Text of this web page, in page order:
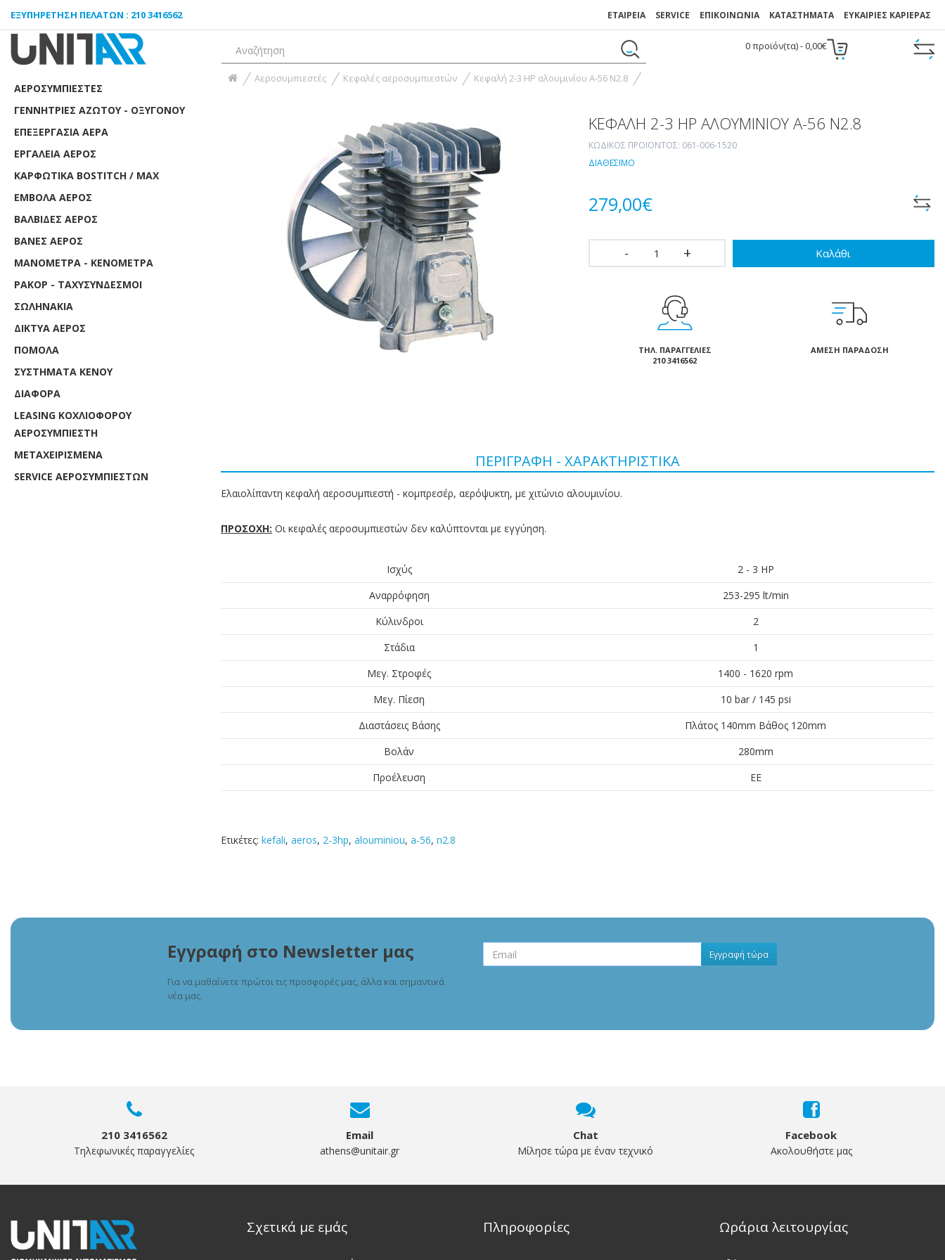
ΕΞΥΠΗΡΈΤΗΣΗ ΠΕΛΑΤΏΝ : 210 3416562 ΕΤΑΙΡΕΙΑ SERVICE ΕΠΙΚΟΙΝΩΝΙΑ ΚΑΤΑΣΤΉΜΑΤΑ ΕΥΚΑΙΡΙΕΣ ΚΑΡΙΕΡΑΣ
0 προϊόν(τα) - 0,00€
ΑΕΡΟΣΥΜΠΙΕΣΤΈΣ
ΓΕΝΝΉΤΡΙΕΣ ΑΖΏΤΟΥ - ΟΞΥΓΌΝΟΥ
ΕΠΕΞΕΡΓΑΣΊΑ ΑΈΡΑ
ΕΡΓΑΛΕΊΑ ΑΈΡΟΣ
ΚΑΡΦΩΤΙΚΆ BOSTITCH / MAX
ΈΜΒΟΛΑ ΑΈΡΟΣ
ΒΑΛΒΊΔΕΣ ΑΈΡΟΣ
ΒΆΝΕΣ ΑΈΡΟΣ
ΜΑΝΌΜΕΤΡΑ - ΚΕΝΌΜΕΤΡΑ
ΡΑΚΌΡ - ΤΑΧΥΣΎΝΔΕΣΜΟΙ
ΣΩΛΗΝΆΚΙΑ
ΔΊΚΤΥΑ ΑΈΡΟΣ
ΠΌΜΟΛΑ
ΣΥΣΤΉΜΑΤΑ ΚΕΝΟΎ
ΔΙΆΦΟΡΑ
LEASING ΚΟΧΛΙΟΦΟΡOY
ΑΕΡΟΣΥΜΠΙΕΣΤH
ΜΕΤΑΧΕΙΡΙΣΜΕΝΑ
SERVICE ΑΕΡΟΣΥΜΠΙΕΣΤΩΝ
Αεροσυμπιεστές Κεφαλές αεροσυμπιεστών Κεφαλή 2-3 ΗΡ αλουμινίου Α-56 N2.8
ΚΕΦΑΛΉ 2-3 ΗΡ ΑΛΟΥΜΙΝΊΟΥ Α-56 N2.8
ΚΩΔΙΚΌΣ ΠΡΟΪΌΝΤΟΣ: 061-006-1520
ΔΙΑΘΈΣΙΜΟ
279,00€
Καλάθι
ΤΗΛ. ΠΑΡΑΓΓΕΛΊΕΣ
210 3416562
ΆΜΕΣΗ ΠΑΡΆΔΟΣΗ
ΠΕΡΙΓΡΑΦΉ - ΧΑΡΑΚΤΗΡΙΣΤΙΚΆ
Ελαιολίπαντη κεφαλή αεροσυμπιεστή - κομπρεσέρ, αερόψυκτη, με χιτώνιο αλουμινίου.
ΠΡΟΣΟΧΗ: Οι κεφαλές αεροσυμπιεστών δεν καλύπτονται με εγγύηση.
Ισχύς
2 - 3 HP
Αναρρόφηση
253-295 lt/min
Κύλινδροι
2
Στάδια
1
Μεγ. Στροφές
1400 - 1620 rpm
Μεγ. Πίεση
10 bar / 145 psi
Διαστάσεις Βάσης
Πλάτος 140mm Βάθος 120mm
Βολάν
280mm
Προέλευση
ΕΕ
Ετικέτες:kefali,aeros, 2-3hp,alouminiou,a-56,n2.8
Εγγραφή στο Newsletter μας
Για να μαθαίνετε πρώτοι τις προσφορές μας, άλλα και σημαντικά
νέα μας.
Εγγραφή τώρα
210 3416562
Τηλεφωνικές παραγγελίες
Email
athens@unitair.gr
Chat
Μίλησε τώρα με έναν τεχνικό
Facebook
Ακολουθήστε μας
Σχετικά με εμάς Πληροφορίες Ωράρια λειτουργίας